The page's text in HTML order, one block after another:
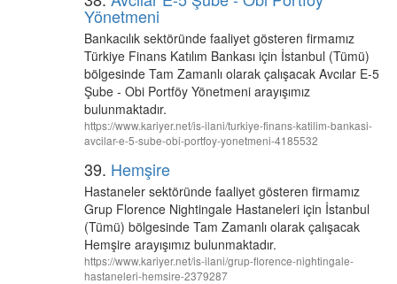
Yönetmeni
Bankacılık sektöründe faaliyet gösteren firmamız
Türkiye Finans Katılım Bankası için İstanbul (Tümü)
bölgesinde Tam Zamanlı olarak çalışacak Avcılar E-5
Şube - Obi Portföy Yönetmeni arayışımız
bulunmaktadır.
https://www.kariyer.net/is-ilani/turkiye-finans-katilim-bankasi-
avcilar-e-5-sube-obi-portfoy-yonetmeni-4185532
39. Hemşire
Hastaneler sektöründe faaliyet gösteren firmamız
Grup Florence Nightingale Hastaneleri için İstanbul
(Tümü) bölgesinde Tam Zamanlı olarak çalışacak
Hemşire arayışımız bulunmaktadır.
https://www.kariyer.net/is-ilani/grup-florence-nightingale-
hastaneleri-hemsire-2379287